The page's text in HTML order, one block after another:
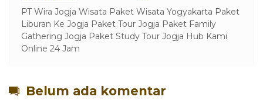
PT Wira Jogja Wisata Paket Wisata Yogyakarta Paket
Liburan Ke Jogja Paket Tour Jogja Paket Family
Gathering Jogja Paket Study Tour Jogja Hub Kami
Online 24 Jam
Belum ada komentar